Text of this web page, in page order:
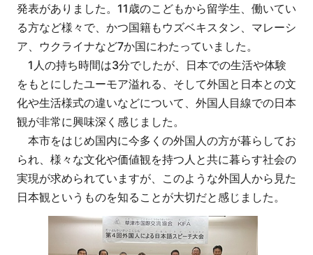
発表がありました。11歳のこどもから留学生、働いてい
る方など様々で、かつ国籍もウズベキスタン、マレーシ
ア、ウクライナなど7か国にわたっていました。
1人の持ち時間は3分でしたが、日本での生活や体験
をもとにしたユーモア溢れる、そして外国と日本との文
化や生活様式の違いなどについて、外国人目線での日本
観が非常に興味深く感じました。
本市をはじめ国内に今多くの外国人の方が暮らしてお
られ、様々な文化や価値観を持つ人と共に暮らす社会の
実現が求められていますが、このような外国人から見た
日本観というものを知ることが大切だと感じました。